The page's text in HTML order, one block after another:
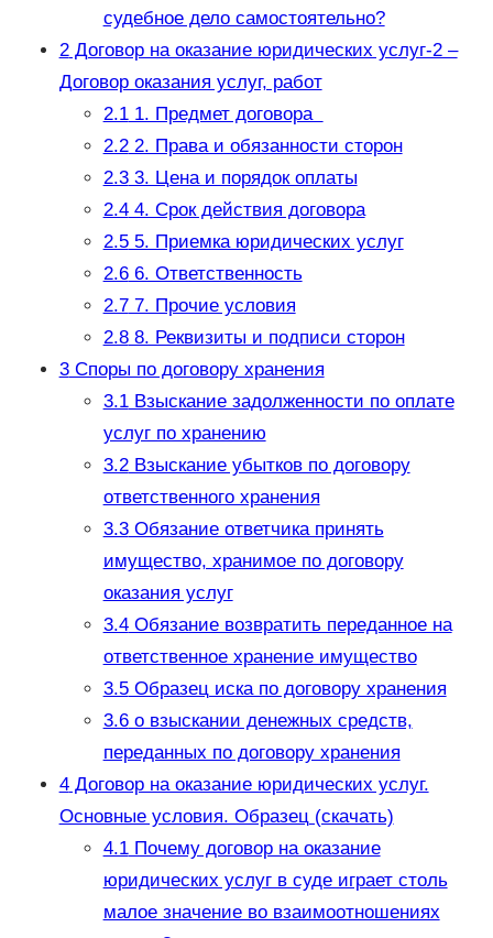
судебное дело самостоятельно?
2Договор на оказание юридических услуг-2 –
Договор оказания услуг, работ
2.11. Предмет договора
2.22. Права и обязанности сторон
2.33. Цена и порядок оплаты
2.44. Срок действия договора
2.55. Приемка юридических услуг
2.66. Ответственность
2.77. Прочие условия
2.88. Реквизиты и подписи сторон
3Споры по договору хранения
3.1Взыскание задолженности по оплате
услуг по хранению
3.2Взыскание убытков по договору
ответственного хранения
3.3Обязание ответчика принять
имущество, хранимое по договору
оказания услуг
3.4Обязание возвратить переданное на
ответственное хранение имущество
3.5Образец иска по договору хранения
3.6о взыскании денежных средств,
переданных по договору хранения
4Договор на оказание юридических услуг.
Основные условия. Образец (скачать)
4.1Почему договор на оказание
юридических услуг в суде играет столь
малое значение во взаимоотношениях